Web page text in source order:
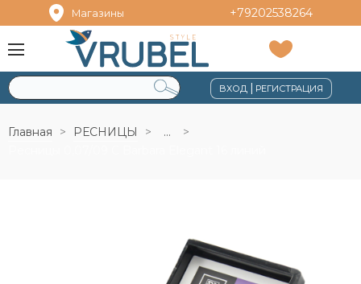
Магазины +79202538264
ВХОД |РЕГИСТРАЦИЯ
Главная РЕСНИЦЫ
...